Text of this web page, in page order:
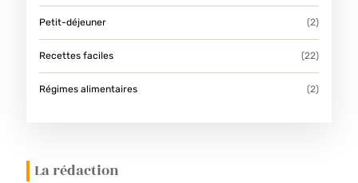
Petit-déjeuner (2)
Recettes faciles (22)
Régimes alimentaires (2)
La rédaction